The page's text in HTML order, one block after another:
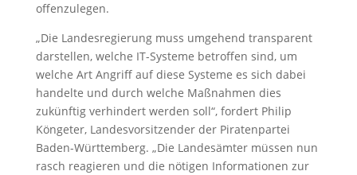
offenzulegen.
„Die Landesregierung muss umgehend transparent
darstellen, welche IT-Systeme betroffen sind, um
welche Art Angriff auf diese Systeme es sich dabei
handelte und durch welche Maßnahmen dies
zukünftig verhindert werden soll“, fordert Philip
Köngeter, Landesvorsitzender der Piratenpartei
Baden-Württemberg. „Die Landesämter müssen nun
rasch reagieren und die nötigen Informationen zur